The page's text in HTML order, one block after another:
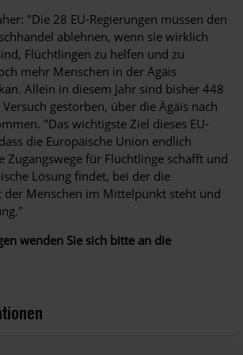
"Die 28 EU-Regierungen müssen den
ablehnen, wenn sie wirklich
Flüchtlingen zu helfen und zu
mehr Menschen in der Ägäis
Allein in diesem Jahr sind bisher 448
gestorben, über die Ägäis nach
"Das wichtigste Ziel dieses EU-
die Europäische Union endlich
Zugangswege für Flüchtlinge schafft und
Lösung findet, bei der die
der Menschen im Mittelpunkt steht und
wenden Sie sich bitte an die